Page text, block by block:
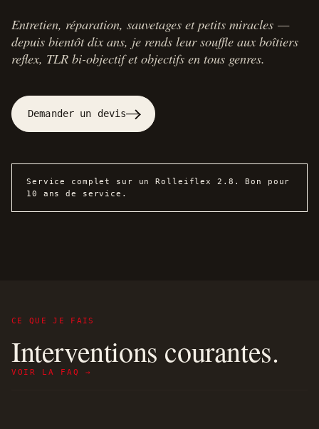
Entretien, réparation, sauvetages et petits miracles —
depuis bientôt dix ans, je rends leur souffle aux boîtiers
reflex, TLR bi-objectif et objectifs en tous genres.
Demander un devis
Service complet sur un Rolleiflex 2.8. Bon pour
10 ans de service.
CE QUE JE FAIS
Interventions courantes.
VOIR LA FAQ →